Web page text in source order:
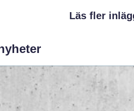
Läs fler